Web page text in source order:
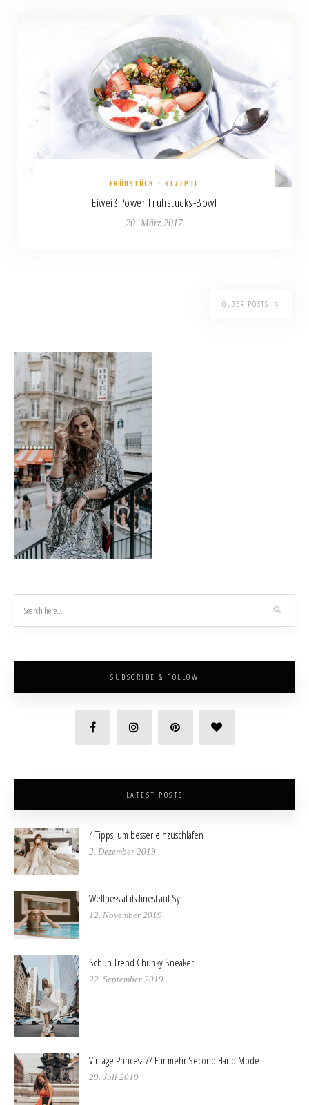
FRÜHSTÜCK • REZEPTE
Eiweiß Power Frühstücks-Bowl
20. März 2017
OLDER POSTS
SUBSCRIBE & FOLLOW
LATEST POSTS
4 Tipps, um besser einzuschlafen
2. Dezember 2019
Wellness at its finest auf Sylt
12. November 2019
Schuh Trend Chunky Sneaker
22. September 2019
Vintage Princess // Für mehr Second Hand Mode
29. Juli 2019